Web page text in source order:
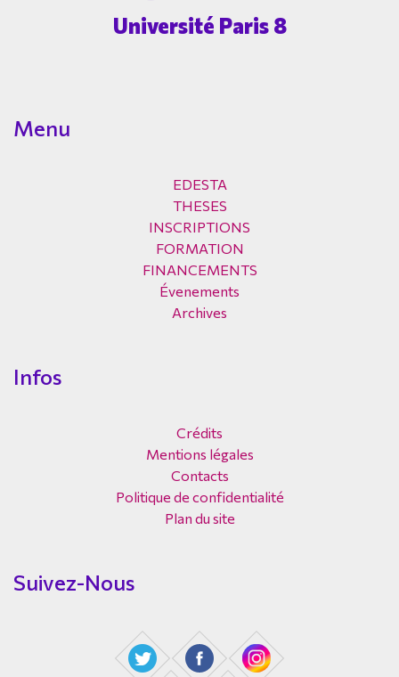
Université Paris 8
Menu
EDESTA
THESES
INSCRIPTIONS
FORMATION
FINANCEMENTS
Évenements
Archives
Infos
Crédits
Mentions légales
Contacts
Politique de confidentialité
Plan du site
Suivez-Nous